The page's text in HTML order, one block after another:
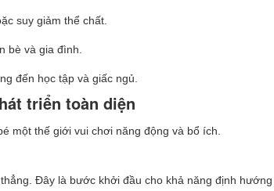
suy giảm thể chất.
bè và gia đình.
đến học tập và giấc ngủ.
triển toàn diện
một thế giới vui chơi năng động và bổ ích.
Đây là bước khởi đầu cho khả năng định hướng